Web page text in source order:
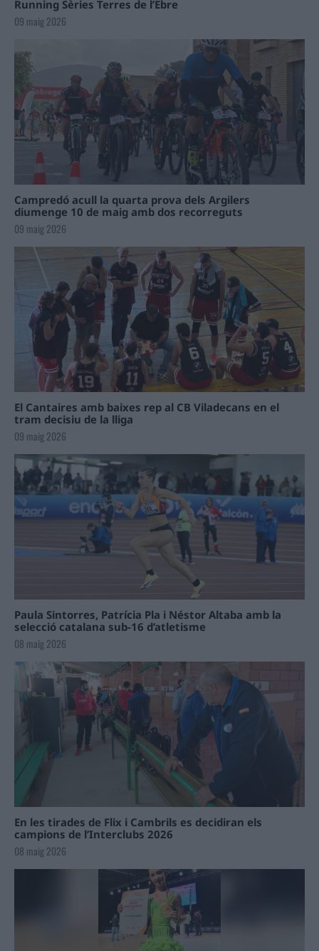
Running Sèries Terres de l’Ebre
09 maig 2026
Campredó acull la quarta prova dels Argilers
diumenge 10 de maig amb dos recorreguts
09 maig 2026
El Cantaires amb baixes rep al CB Viladecans en el
tram decisiu de la lliga
09 maig 2026
Paula Sintorres, Patrícia Pla i Néstor Altaba amb la
selecció catalana sub-16 d’atletisme
08 maig 2026
En les tirades de Flix i Cambrils es decidiran els
campions de l’Interclubs 2026
08 maig 2026